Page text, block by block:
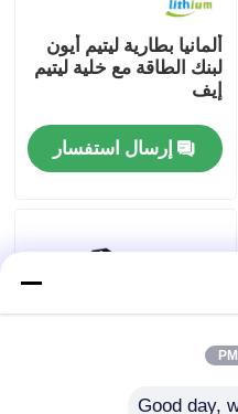
كهربائية
ألمانيا بطارية ليتيم أيون
لبنك الطاقة مع خلية ليتيم
إيف
إرسال استفسار
Good day,